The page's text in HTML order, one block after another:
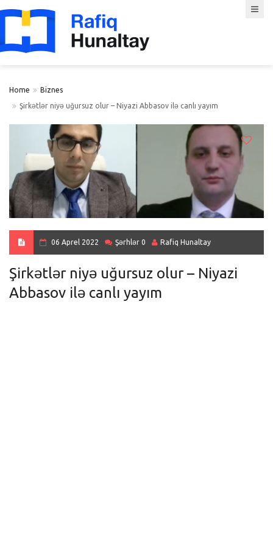
Home
Biznes
Şirkətlər niyə uğursuz olur – Niyazi Abbasov ilə canlı yayım
06 Aprel 2022 Şərhlər 0 Rafiq Hunaltay
Şirkətlər niyə uğursuz olur – Niyazi
Abbasov ilə canlı yayım